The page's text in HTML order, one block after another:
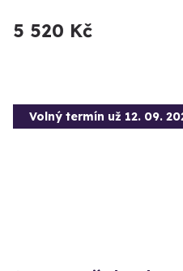
5 520 Kč
Volný termín už 12. 09.